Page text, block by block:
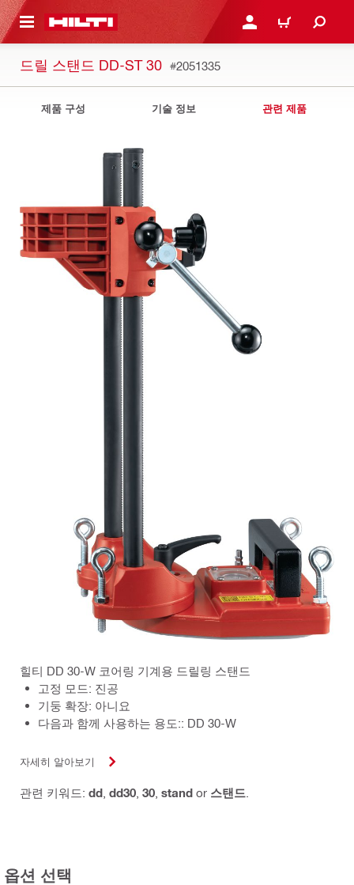
으로 건너뛰기 로그인 또는 회원가입
장바구니
드릴 스탠드 DD-ST 30 #2051335
제품 구성 기술 정보 관련 제품
힐티 DD 30-W 코어링 기계용 드릴링 스탠드
고정 모드: 진공
기둥 확장: 아니요
다음과 함께 사용하는 용도:: DD 30-W
자세히 알아보기
관련 키워드: dd dd30 30 stand or 스탠드
옵션 선택